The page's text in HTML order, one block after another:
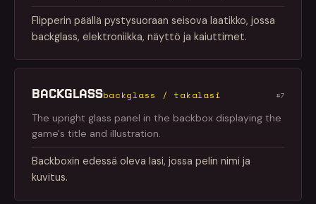
Flipperin päällä pystysuoraan seisova laatikko, jossa
backglass, elektroniikka, näyttö ja kaiuttimet.
BACKGLASSbackglass / takalasi #7
The upright glass panel in the backbox displaying the
game's title and illustration.
Backboxin edessä oleva lasi, jossa pelin nimi ja
kuvitus.